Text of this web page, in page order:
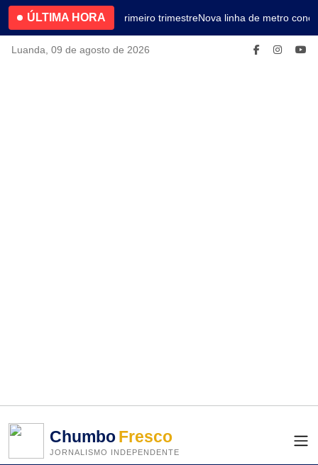
ÚLTIMA HORA4.2% no primeiro trimestreNova linha de metro
Luanda, 09 de agosto de 2026
ChumboFresco
JORNALISMO INDEPENDENTE